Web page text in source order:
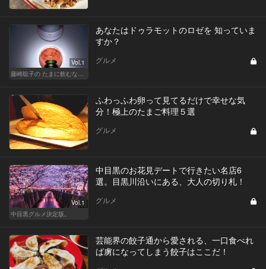
Vol.1
藤崎聡子の たまに飲むなら、こんな泡
あなたはドゥラモットのロゼを 知っていま
すか？
グルメ
ふわっふわ卵って見てるだけで幸せな気
分！極上のたまご料理５選
グルメ
Vol.1
中目黒グルメ決定版。
中目黒のお花見デートで行きたい名店6
選。目黒川沿いにある、大人の切り札！
グルメ
芸能界の餃子通から愛される、一口食べれ
ば虜になってしまう餃子はここだ！